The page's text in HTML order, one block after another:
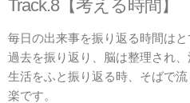
Track.8【考える時間】
毎日の出来事を振り返る時間はと
過去を振り返り、脳は整理され、
生活をふと振り返る時、そばで
楽です。